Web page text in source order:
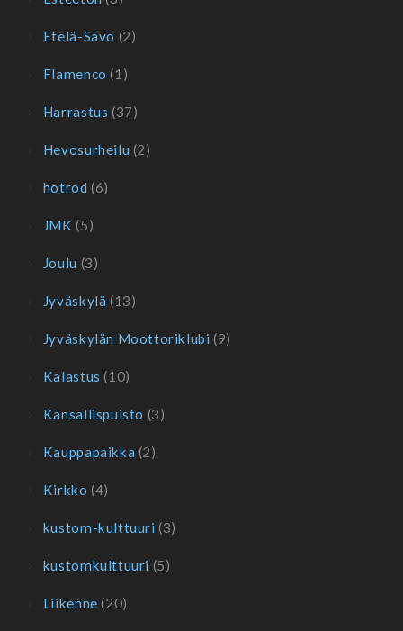
Etelä-Savo (2)
Flamenco (1)
Harrastus (37)
Hevosurheilu (2)
hotrod (6)
JMK (5)
Joulu (3)
Jyväskylä (13)
Jyväskylän Moottoriklubi (9)
Kalastus (10)
Kansallispuisto (3)
Kauppapaikka (2)
Kirkko (4)
kustom-kulttuuri (3)
kustomkulttuuri (5)
Liikenne (20)